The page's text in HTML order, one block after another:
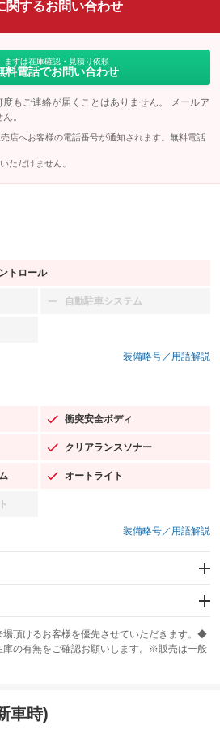
関するお問い合わせ
まずは在庫確認・見積り依頼
料電話でお問い合わせ
もご連絡が届くことはありません。 メールア
。
店へお客様の電話番号が通知されます。無料電話
ただけません。
トロール
自動駐車システム
：装備なし
装備略号／用語解説
衝突安全ボディ
：装備あり
クリアランスソナー
：装備あり
オートライト
：装備あり
装備略号／用語解説
/サイド
ABS
場頂けるお客様を優先させていただきます。◆
の有無をご確認お願いします。※販売は一般
車時)